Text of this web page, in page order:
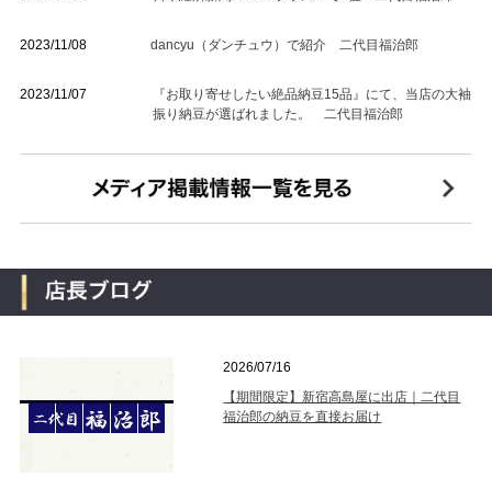
2023/11/08 dancyu（ダンチュウ）で紹介 二代目福治郎
2023/11/07
『お取り寄せしたい絶品納豆15品』にて、当店の大袖
振り納豆が選ばれました。 二代目福治郎
2026/07/16
【期間限定】新宿高島屋に出店｜二代目
福治郎の納豆を直接お届け